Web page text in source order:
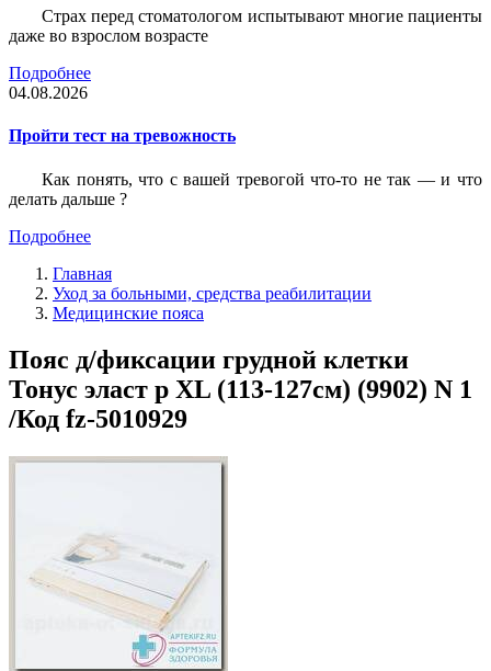
Страх перед стоматологом испытывают многие пациенты
даже во взрослом возрасте
Подробнее
04.08.2026
Пройти тест на тревожность
Как понять, что с вашей тревогой что-то не так — и что
делать дальше ?
Подробнее
Главная
Уход за больными, средства реабилитации
Медицинские пояса
Пояс д/фиксации грудной клетки
Тонус эласт р XL (113-127см) (9902) N 1
/Код fz-5010929